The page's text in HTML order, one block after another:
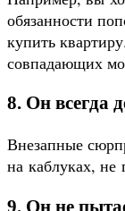
обязанности
купить
совпадающих
8. Он всегда
Внезапные
на каблуках, не
9. Он не